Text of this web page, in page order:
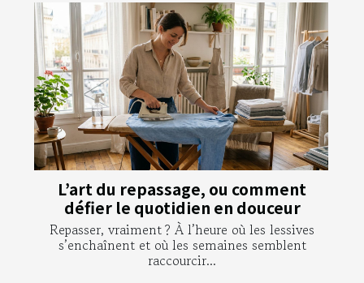
L’art du repassage, ou comment
défier le quotidien en douceur
Repasser, vraiment ? À l’heure où les lessives
s’enchaînent et où les semaines semblent
raccourcir...